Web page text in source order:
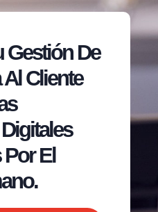
Gestión De
Cliente
El